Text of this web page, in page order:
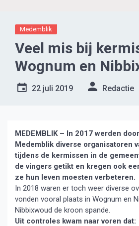
Medemblik
Veel mis bij
Wognum en
22 juli 2019 Redactie
MEDEMBLIK – In 2017 werden
Medemblik diverse organisatoren
tijdens de kermissen in de
de vingers getikt en kregen ook
ze hun leven moesten verbeteren.
In 2018 waren er toch weer diverse
vonden vooral plaats in Wognum en
Nibbixwoud de kroon spande.
Uit controles kwam naar voren dat: